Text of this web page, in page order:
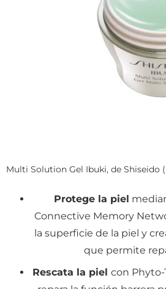
Multi Solution Gel Ibuki, de Shiseido
Protege la piel
Connective Memory
la superficie de la piel y
que permite
Rescata la piel con